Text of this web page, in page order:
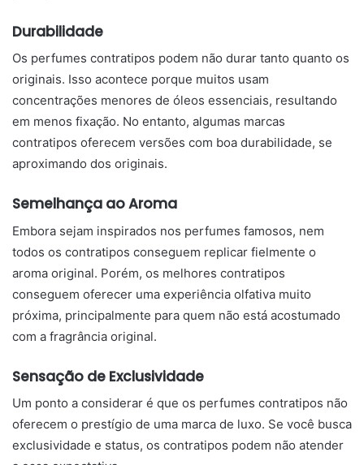
Durabilidade
Os perfumes contratipos podem não durar tanto quanto os
originais. Isso acontece porque muitos usam
concentrações menores de óleos essenciais, resultando
em menos fixação. No entanto, algumas marcas
contratipos oferecem versões com boa durabilidade, se
aproximando dos originais.
Semelhança ao Aroma
Embora sejam inspirados nos perfumes famosos, nem
todos os contratipos conseguem replicar fielmente o
aroma original. Porém, os melhores contratipos
conseguem oferecer uma experiência olfativa muito
próxima, principalmente para quem não está acostumado
com a fragrância original.
Sensação de Exclusividade
Um ponto a considerar é que os perfumes contratipos não
oferecem o prestígio de uma marca de luxo. Se você busca
exclusividade e status, os contratipos podem não atender